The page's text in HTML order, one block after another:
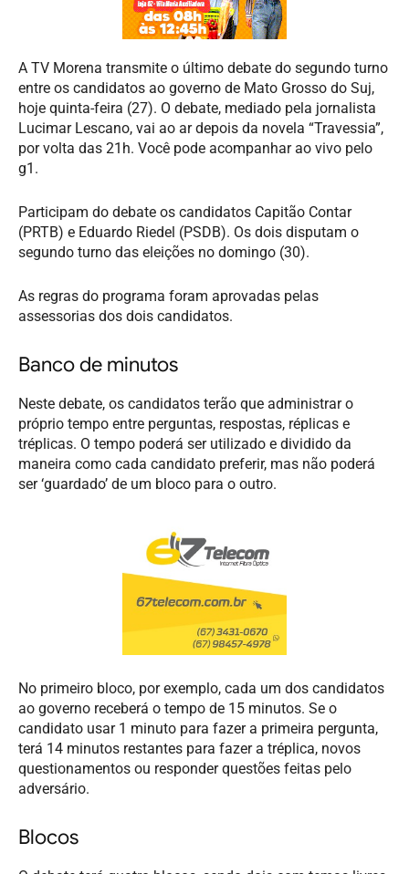
A TV Morena transmite o último debate do segundo turno
entre os candidatos ao governo de Mato Grosso do Suj,
hoje quinta-feira (27). O debate, mediado pela jornalista
Lucimar Lescano, vai ao ar depois da novela “Travessia”,
por volta das 21h. Você pode acompanhar ao vivo pelo
g1.
Participam do debate os candidatos Capitão Contar
(PRTB) e Eduardo Riedel (PSDB). Os dois disputam o
segundo turno das eleições no domingo (30).
As regras do programa foram aprovadas pelas
assessorias dos dois candidatos.
Banco de minutos
Neste debate, os candidatos terão que administrar o
próprio tempo entre perguntas, respostas, réplicas e
tréplicas. O tempo poderá ser utilizado e dividido da
maneira como cada candidato preferir, mas não poderá
ser ‘guardado’ de um bloco para o outro.
No primeiro bloco, por exemplo, cada um dos candidatos
ao governo receberá o tempo de 15 minutos. Se o
candidato usar 1 minuto para fazer a primeira pergunta,
terá 14 minutos restantes para fazer a tréplica, novos
questionamentos ou responder questões feitas pelo
adversário.
Blocos